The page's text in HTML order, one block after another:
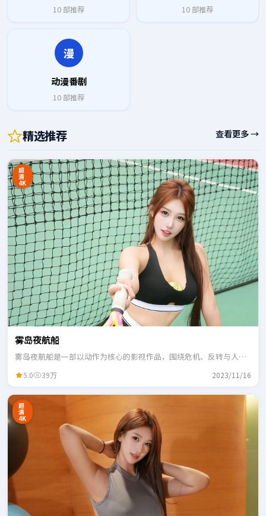
10部推荐 10部推荐
漫
动漫番剧
10部推荐
精选推荐 查看更多 →
超
清
4K
雾岛夜航船
雾岛夜航船是一部以动作为核心的影视作品，围绕危机、反转与人物
5.0 39万 2023/11/16
超
清
4K